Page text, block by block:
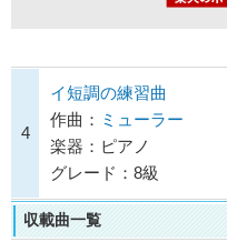
4
イ短調の練習曲
作曲： ミューラー
楽器：ピアノ
グレード：8級
収載曲一覧